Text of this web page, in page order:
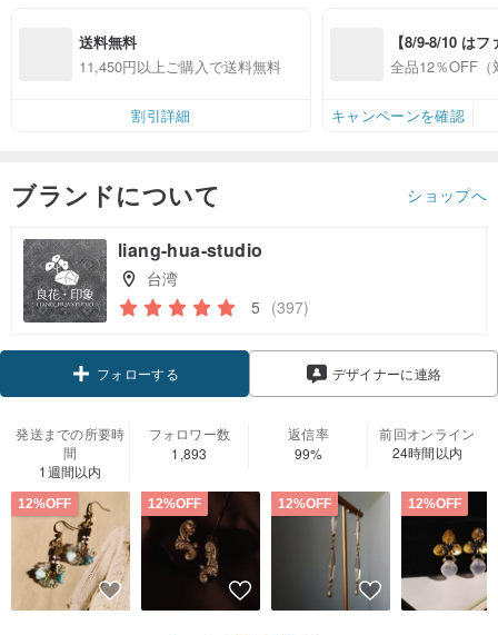
送料無料
11,450円以上ご購入で送料無料
割引詳細
【8/9-8/10 は
員感謝デー】対
プ全品12%OFF
全品12％OFF（
キャンペーンを確認
ブランドについて ショップへ
liang-hua-studio
台湾
5 (397)
フォローする
デザイナーに連絡
発送までの所要時
間
1週間以内
フォロワー数
1,893
返信率
99%
前回オンライン
24時間以内
12%OFF 12%OFF 12%OFF 12%OFF